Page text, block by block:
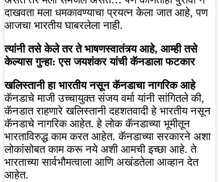
दाखवता मला धमकावण्याचा प्रयत्न केला जात आहे, पण
आजचा भारतीय घाबरलेला नाही.
त्यांनी तसे केले तर ते भाषणस्वातंत्र्य आहे, आम्ही तसे
केल्यास गुन्हा: एस जयशंकर यांची कॅनडाला फटकार
खलिस्तानी हा भारतीय नसून कॅनडाचा नागरिक आहे
कॅनडाचे माजी उच्चायुक्त संजय वर्मा यांनी सांगितले की,
कॅनडात राहणारे खलिस्तानी दहशतवादी हे भारतीय नसून
कॅनडाचे नागरिक आहेत. हे लोक कॅनडाच्या भूमीतून
भारताविरुद्ध काम करत आहेत. कॅनडाच्या सरकारने अशा
लोकांसोबत काम करू नये अशी आमची इच्छा आहे. ते
भारताच्या सार्वभौमत्वाला आणि अखंडतेला आव्हान देत
आहेत.